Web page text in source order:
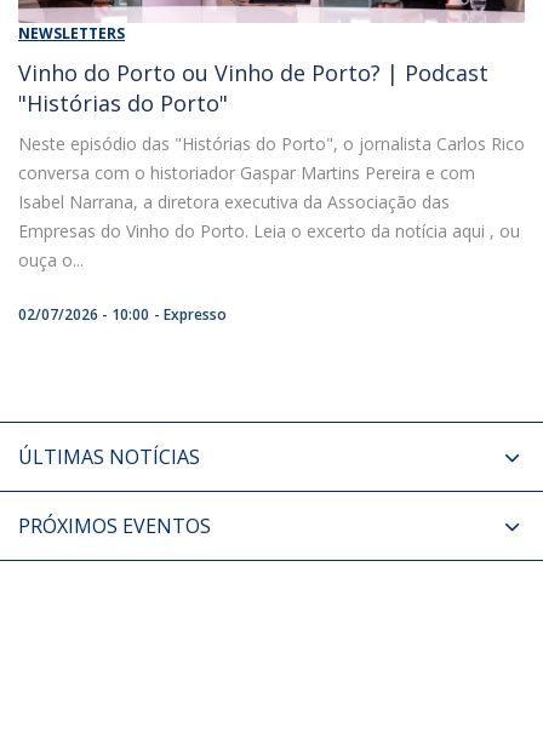
NEWSLETTERS
Vinho do Porto ou Vinho de Porto? | Podcast
"Histórias do Porto"
Neste episódio das "Histórias do Porto", o jornalista Carlos Rico
conversa com o historiador Gaspar Martins Pereira e com
Isabel Narrana, a diretora executiva da Associação das
Empresas do Vinho do Porto. Leia o excerto da notícia aqui , ou
ouça o...
02/07/2026 - 10:00 Expresso
ÚLTIMAS NOTÍCIAS
PRÓXIMOS EVENTOS